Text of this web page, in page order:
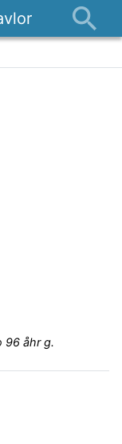
96 åhr g.